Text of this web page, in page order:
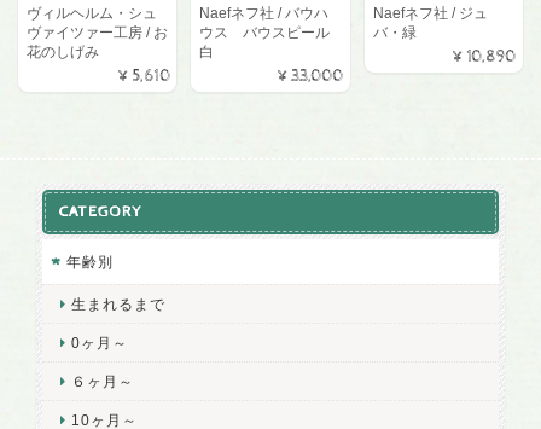
ヴィルヘルム・シュ
ヴァイツァー工房 / お
花のしげみ
¥5,610
Naefネフ社 / バウハ
ウス バウスピール
白
¥33,000
Naefネフ社 / ジュ
バ・緑
¥10,890
CATEGORY
年齢別
生まれるまで
0ヶ月～
６ヶ月～
10ヶ月～